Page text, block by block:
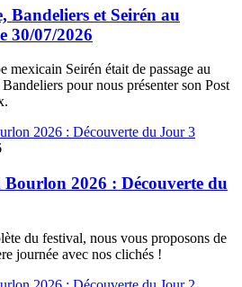
Bandeliers et Seirén au
30/07/2026
Seirén était de passage au
pour nous présenter son Post
2026 : Découverte du
du festival, nous vous proposons de
journée avec nos clichés !